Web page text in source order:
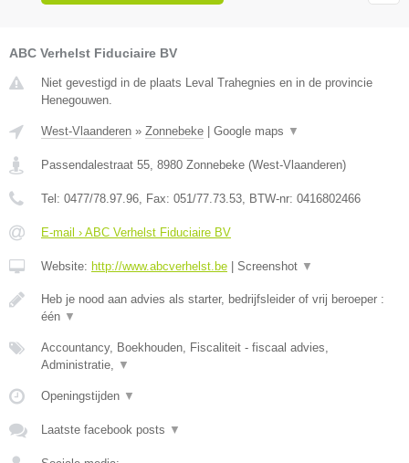
ABC Verhelst Fiduciaire BV
Niet gevestigd in de plaats Leval Trahegnies en in de provincie
Henegouwen.
West-Vlaanderen » Zonnebeke Google maps ▼
Passendalestraat 55, 8980 Zonnebeke (West-Vlaanderen)
Tel: 0477/78.97.96, Fax: 051/77.73.53, BTW-nr: 0416802466
E-mail › ABC Verhelst Fiduciaire BV
Website: http://www.abcverhelst.be Screenshot ▼
Heb je nood aan advies als starter, bedrijfsleider of vrij beroeper :
één ▼
Accountancy, Boekhouden, Fiscaliteit - fiscaal advies,
Administratie, ▼
Openingstijden ▼
Laatste facebook posts ▼